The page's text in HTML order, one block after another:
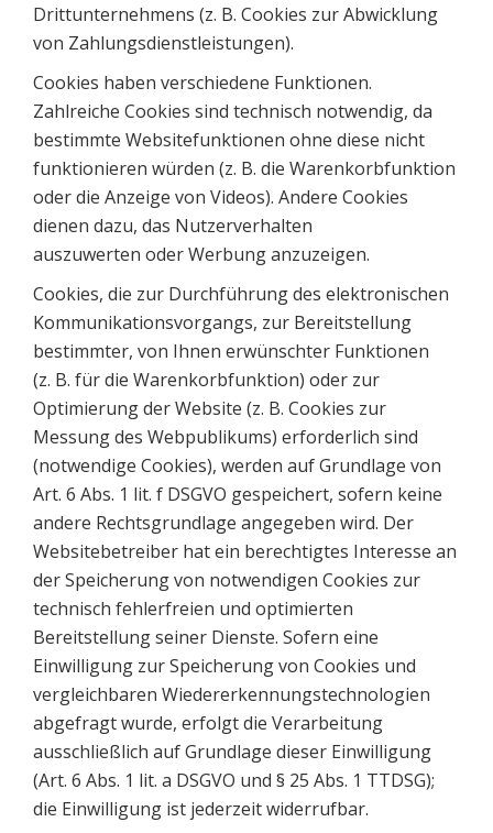
Drittunternehmens (z. B. Cookies zur Abwicklung
von Zahlungsdienstleistungen).
Cookies haben verschiedene Funktionen.
Zahlreiche Cookies sind technisch notwendig, da
bestimmte Websitefunktionen ohne diese nicht
funktionieren würden (z. B. die Warenkorbfunktion
oder die Anzeige von Videos). Andere Cookies
dienen dazu, das Nutzerverhalten
auszuwerten oder Werbung anzuzeigen.
Cookies, die zur Durchführung des elektronischen
Kommunikationsvorgangs, zur Bereitstellung
bestimmter, von Ihnen erwünschter Funktionen
(z. B. für die Warenkorbfunktion) oder zur
Optimierung der Website (z. B. Cookies zur
Messung des Webpublikums) erforderlich sind
(notwendige Cookies), werden auf Grundlage von
Art. 6 Abs. 1 lit. f DSGVO gespeichert, sofern keine
andere Rechtsgrundlage angegeben wird. Der
Websitebetreiber hat ein berechtigtes Interesse an
der Speicherung von notwendigen Cookies zur
technisch fehlerfreien und optimierten
Bereitstellung seiner Dienste. Sofern eine
Einwilligung zur Speicherung von Cookies und
vergleichbaren Wiedererkennungstechnologien
abgefragt wurde, erfolgt die Verarbeitung
ausschließlich auf Grundlage dieser Einwilligung
(Art. 6 Abs. 1 lit. a DSGVO und § 25 Abs. 1 TTDSG);
die Einwilligung ist jederzeit widerrufbar.